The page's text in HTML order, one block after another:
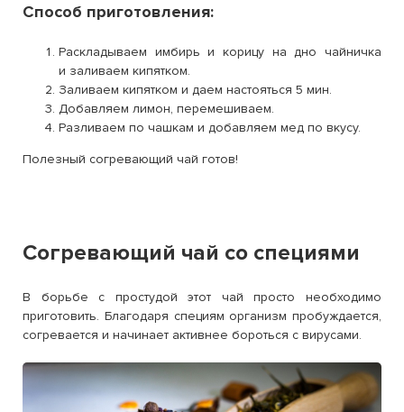
Способ приготовления:
Раскладываем имбирь и корицу на дно чайничка
и заливаем кипятком.
Заливаем кипятком и даем настояться 5 мин.
Добавляем лимон, перемешиваем.
Разливаем по чашкам и добавляем мед по вкусу.
Полезный согревающий чай готов!
Согревающий чай со специями
В борьбе с простудой этот чай просто необходимо
приготовить. Благодаря специям организм пробуждается,
согревается и начинает активнее бороться с вирусами.